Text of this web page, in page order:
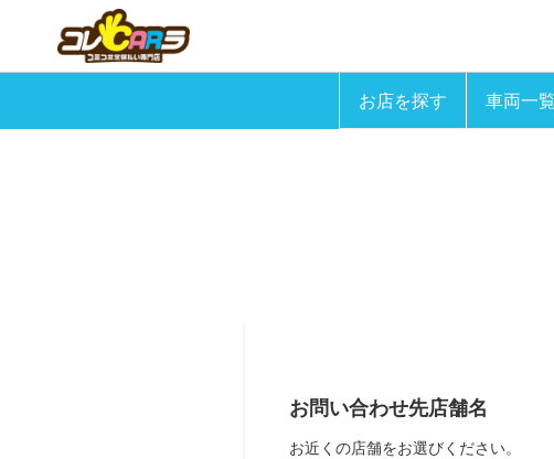
お店を探す 車両一覧
お問い合わせ先店舗名
お近くの店舗をお選びください。